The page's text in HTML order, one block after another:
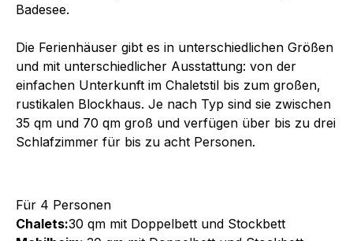
Badesee.
Die Ferienhäuser gibt es in unterschiedlichen Größen
und mit unterschiedlicher Ausstattung: von der
einfachen Unterkunft im Chaletstil bis zum großen,
rustikalen Blockhaus. Je nach Typ sind sie zwischen
35 qm und 70 qm groß und verfügen über bis zu drei
Schlafzimmer für bis zu acht Personen.
Für 4 Personen
Chalets:30 qm mit Doppelbett und Stockbett